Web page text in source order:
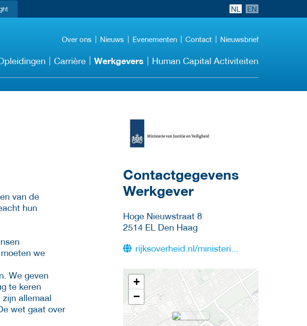
NL EN
Over ons Nieuws Evenementen Contact Nieuwsbrief
Carrière Werkgevers Human Capital Activiteiten
van de
hun
we
We geven
te keren
allemaal
wet gaat over
ga naar website
Contactgegevens
Werkgever
Hoge Nieuwstraat 8
2514 EL Den Haag
rijksoverheid.nl/ministeri...
+
−